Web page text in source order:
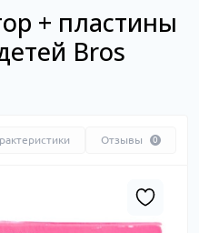
+ пластины
Bros
Отзывы 0